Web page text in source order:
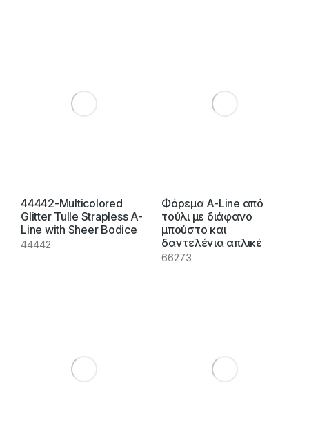
44442-Multicolored
Glitter Tulle Strapless A-
Line with Sheer Bodice
44442
Φόρεμα A-Line από
τούλι με διάφανο
μπούστο και
δαντελένια απλικέ
66273